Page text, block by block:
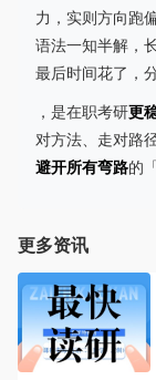
力，实则方向跑
语法一知半解，
最后时间花了，
，是在职考研更
对方法、走对路
避开所有弯路的
更多资讯